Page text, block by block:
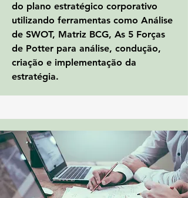
do plano estratégico corporativo
utilizando ferramentas como Análise
de SWOT, Matriz BCG, As 5 Forças
de Potter para análise, condução,
criação e implementação da
estratégia.